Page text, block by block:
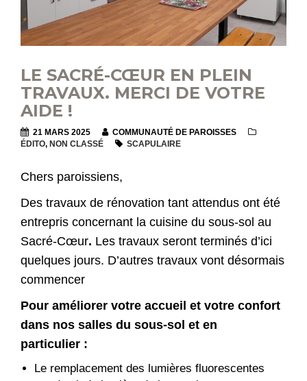
LE SACRÉ-CŒUR EN PLEIN
TRAVAUX. MERCI DE VOTRE
AIDE !
21 MARS 2025
COMMUNAUTÉ DE PAROISSES
ÉDITO, NON CLASSÉ SCAPULAIRE
Chers paroissiens,
Des travaux de rénovation tant attendus ont été
entrepris concernant la cuisine du sous-sol au
Sacré-Cœur. Les travaux seront terminés d’ici
quelques jours. D’autres travaux vont désormais
commencer
Pour améliorer votre accueil et votre confort
dans nos salles du sous-sol et en
particulier :
Le remplacement des lumières fluorescentes